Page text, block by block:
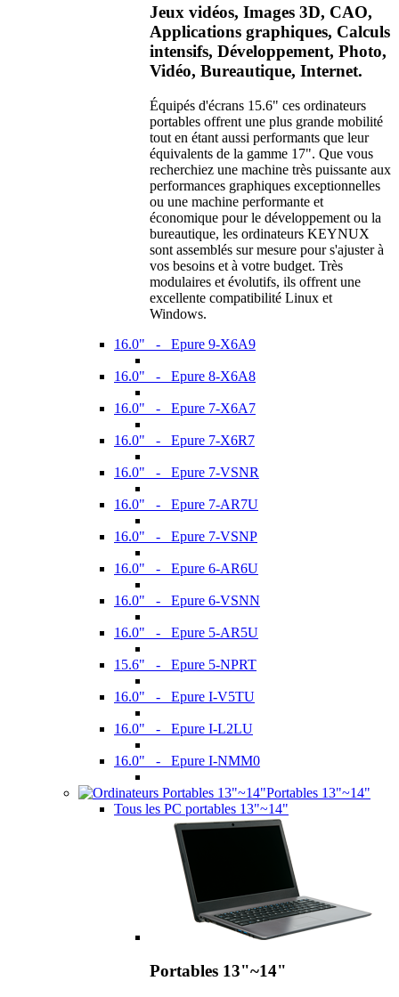
Jeux vidéos, Images 3D, CAO,
Applications graphiques, Calculs
intensifs, Développement, Photo,
Vidéo, Bureautique, Internet.
Équipés d'écrans 15.6" ces ordinateurs
portables offrent une plus grande mobilité
tout en étant aussi performants que leur
équivalents de la gamme 17". Que vous
recherchiez une machine très puissante aux
performances graphiques exceptionnelles
ou une machine performante et
économique pour le développement ou la
bureautique, les ordinateurs KEYNUX
sont assemblés sur mesure pour s'ajuster à
vos besoins et à votre budget. Très
modulaires et évolutifs, ils offrent une
excellente compatibilité Linux et
Windows.
16.0" - Epure 9-X6A9
16.0" - Epure 8-X6A8
16.0" - Epure 7-X6A7
16.0" - Epure 7-X6R7
16.0" - Epure 7-VSNR
16.0" - Epure 7-AR7U
16.0" - Epure 7-VSNP
16.0" - Epure 6-AR6U
16.0" - Epure 6-VSNN
16.0" - Epure 5-AR5U
15.6" - Epure 5-NPRT
16.0" - Epure I-V5TU
16.0" - Epure I-L2LU
16.0" - Epure I-NMM0
Portables 13"~14"
Tous les PC portables 13"~14"
Portables 13"~14"